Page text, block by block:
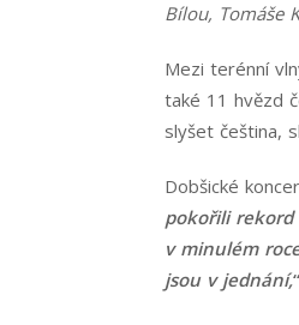
Bílou, Tomáše
Mezi terénní
také 11 hvězd
slyšet čeština,
Dobšické
pokořili rekord
v minulém
jsou v jednání,“